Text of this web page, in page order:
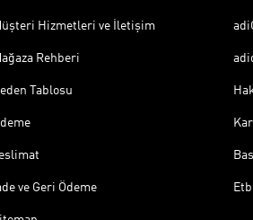
Hizmetleri ve İletişim
Rehberi
Tablosu
ve Geri Ödeme